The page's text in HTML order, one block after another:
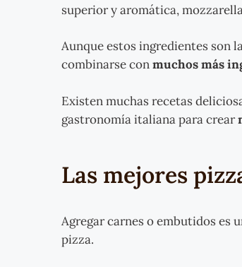
superior y aromática,
Aunque estos ingredientes son
combinarse conmuchos más
Existen muchas recetas
gastronomía italiana para crear
Las mejores
Agregar carnes o embutidos es
pizza.